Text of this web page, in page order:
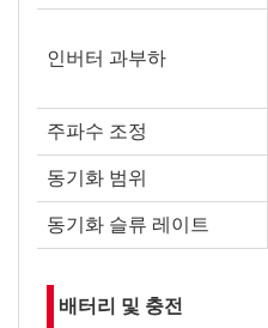
인버터 과부하
주파수 조정
동기화 범위
동기화 슬류 레이트
배터리 및 충전